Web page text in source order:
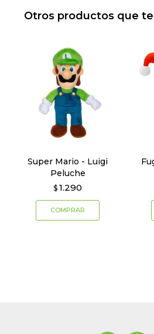
Otros productos que
Super Mario - Luigi
Peluche
$ 1.290